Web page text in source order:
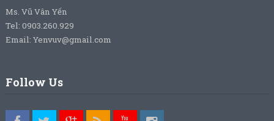
Ms. Vũ Vân Yến
Tel: 0903.260.929
Email: Yenvuv@gmail.com
Follow Us